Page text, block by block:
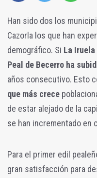
Han sido dos los
Cazorla los que han
demográfico. Si La
Peal de Becerro ha
años consecutivo. Esto
que más crece
de estar alejado de la
se han incrementado en
Para el primer edil
gran satisfacción para